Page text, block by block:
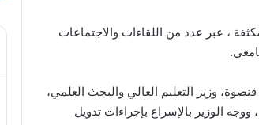
، عبر عدد من اللقاءات والاجتماعات
وزير التعليم العالي والبحث العلمي،
الوزير بالإسراع بإجراءات تدويل